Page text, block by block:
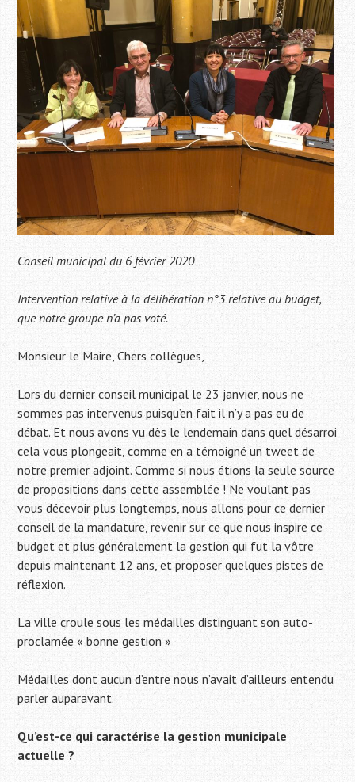
Conseil municipal du 6 février 2020
Intervention relative à la délibération n°3 relative au budget,
que notre groupe n’a pas voté.
Monsieur le Maire, Chers collègues,
Lors du dernier conseil municipal le 23 janvier, nous ne
sommes pas intervenus puisqu’en fait il n’y a pas eu de
débat. Et nous avons vu dès le lendemain dans quel désarroi
cela vous plongeait, comme en a témoigné un tweet de
notre premier adjoint. Comme si nous étions la seule source
de propositions dans cette assemblée ! Ne voulant pas
vous décevoir plus longtemps, nous allons pour ce dernier
conseil de la mandature, revenir sur ce que nous inspire ce
budget et plus généralement la gestion qui fut la vôtre
depuis maintenant 12 ans, et proposer quelques pistes de
réflexion.
La ville croule sous les médailles distinguant son auto-
proclamée « bonne gestion »
Médailles dont aucun d’entre nous n’avait d’ailleurs entendu
parler auparavant.
Qu’est-ce qui caractérise la gestion municipale
actuelle ?